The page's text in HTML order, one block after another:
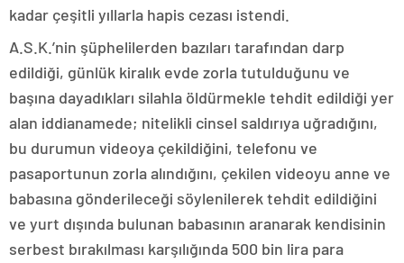
kadar çeşitli yıllarla hapis cezası istendi.
A.S.K.’nin şüphelilerden bazıları tarafından darp
edildiği, günlük kiralık evde zorla tutulduğunu ve
başına dayadıkları silahla öldürmekle tehdit edildiği yer
alan iddianamede; nitelikli cinsel saldırıya uğradığını,
bu durumun videoya çekildiğini, telefonu ve
pasaportunun zorla alındığını, çekilen videoyu anne ve
babasına gönderileceği söylenilerek tehdit edildiğini
ve yurt dışında bulunan babasının aranarak kendisinin
serbest bırakılması karşılığında 500 bin lira para